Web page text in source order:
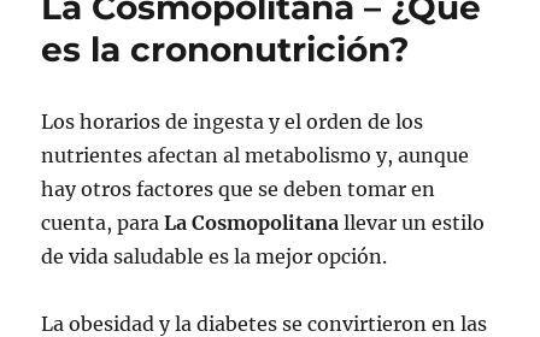
es la crononutrición?
Los horarios de ingesta y el orden de los
nutrientes afectan al metabolismo y, aunque
hay otros factores que se deben tomar en
cuenta, paraLa Cosmopolitana llevar un estilo
de vida saludable es la mejor opción.
La obesidad y la diabetes se convirtieron en las